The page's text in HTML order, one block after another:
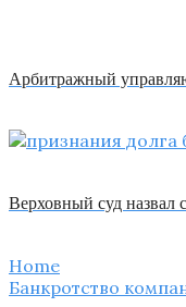
Арбитражный
Верховный суд назвал
Home
Банкротство